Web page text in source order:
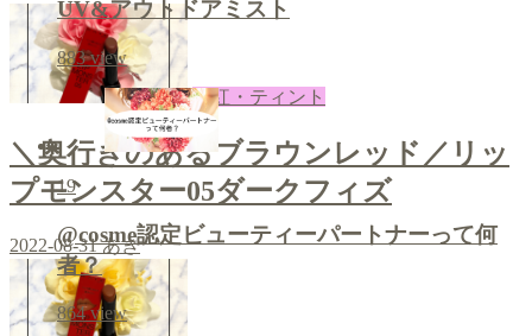
口紅・ティント
＼奥行きのあるブラウンレッド／リッ
プモンスター05ダークフィズ
2022-08-31 あき
UV&アウトドアミスト
883view
19
@cosme認定ビューティーパートナーって何
者？
864view